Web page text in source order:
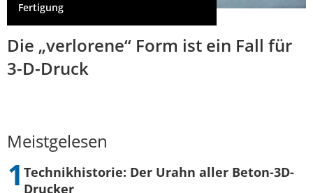
Fertigung
Die „verlorene“ Form ist ein Fall für
3-D-Druck
Meistgelesen
Technikhistorie: Der Urahn aller Beton-3D-
Drucker